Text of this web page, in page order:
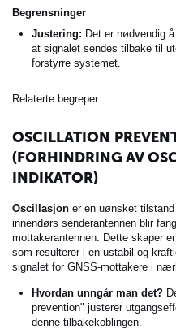
Begrensninger
Justering: Det er nødvendig
at signalet sendes tilbake til
forstyrre systemet.
Relaterte begreper
OSCILLATION
(FORHINDRING AV
INDIKATOR)
Oscillasjon er en uønsket
innendørs senderantennen blir
mottakerantennen. Dette skaper
som resulterer i en ustabil og
signalet for GNSS-mottakere i
Hvordan unngår man det?
prevention" justerer
denne tilbakekoblingen.